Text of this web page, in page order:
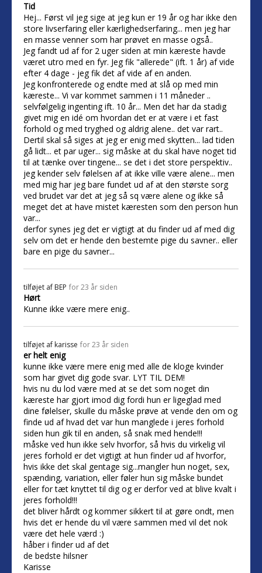
Tid
Hej... Først vil jeg sige at jeg kun er 19 år og har ikke den
store livserfaring eller kærlighedserfaring... men jeg har
en masse venner som har prøvet en masse også..
Jeg fandt ud af for 2 uger siden at min kæreste havde
været utro med en fyr. Jeg fik "allerede" (ift. 1 år) af vide
efter 4 dage - jeg fik det af vide af en anden.
Jeg konfronterede og endte med at slå op med min
kæreste... Vi var kommet sammen i 11 måneder ..
selvfølgelig ingenting ift. 10 år... Men det har da stadig
givet mig en idé om hvordan det er at være i et fast
forhold og med tryghed og aldrig alene.. det var rart..
Dertil skal så siges at jeg er enig med skytten... lad tiden
gå lidt... et par uger... sig måske at du skal have noget tid
til at tænke over tingene... se det i det store perspektiv..
jeg kender selv følelsen af at ikke ville være alene... men
med mig har jeg bare fundet ud af at den største sorg
ved brudet var det at jeg så sq være alene og ikke så
meget det at have mistet kæresten som den person hun
var...
derfor synes jeg det er vigtigt at du finder ud af med dig
selv om det er hende den bestemte pige du savner.. eller
bare en pige du savner...
tilføjet af BEP for 23 år siden
Hørt
Kunne ikke være mere enig..
tilføjet af karisse for 23 år siden
er helt enig
kunne ikke være mere enig med alle de kloge kvinder
som har givet dig gode svar. LYT TIL DEM!
hvis nu du lod være med at se det som noget din
kæreste har gjort imod dig fordi hun er ligeglad med
dine følelser, skulle du måske prøve at vende den om og
finde ud af hvad det var hun manglede i jeres forhold
siden hun gik til en anden, så snak med hende!!!
måske ved hun ikke selv hvorfor, så hvis du virkelig vil
jeres forhold er det vigtigt at hun finder ud af hvorfor,
hvis ikke det skal gentage sig...mangler hun noget, sex,
spænding, variation, eller føler hun sig måske bundet
eller for tæt knyttet til dig og er derfor ved at blive kvalt i
jeres forhold!!!
det bliver hårdt og kommer sikkert til at gøre ondt, men
hvis det er hende du vil være sammen med vil det nok
være det hele værd :)
håber i finder ud af det
de bedste hilsner
Karisse